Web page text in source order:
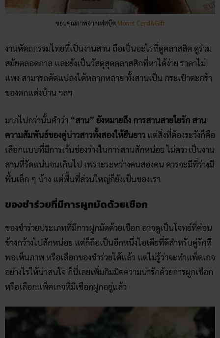
ขอบคุณภาพจากเฟสบุ๊ค Monet Card&Gift
งานหัตถกรรมไทยที่เป็นงานสาน ถือเป็นอะไรที่ดูคลาสสิค ดูร่วม
สมัยตลอดกาล และยังเป็นวัสดุสุดคลาสสิกที่หาได้ง่าย ราคาไม่
แพง สามารถดัดแปลงได้หลากหลาย ทั้งสานเป็น กระเป๋าตะกร้า
ของตกแต่งบ้าน ฯลฯ
มากไปกว่านั้นคำว่า “สาน” ยังหมายถึง การสานสายใยรัก สาน
ความสัมพันธ์ของคู่บ่าวสาวทั้งสองให้ยืนยาว แต่สิ่งที่ต้องระวังก็คือ
เลือกแบบที่มีการเว้นช่องว่างในการสานสักหน่อย ไม่ควรเป็นงาน
สานที่รัดแน่นจนเกินไป เพราะระหว่างคนสองคน ควรจะมีที่ว่างมี
พื้นเล็ก ๆ บ้าง แต่พื้นที่ส่วนใหญ่ก็ยังเป็นของเรา
ของชำร่วยที่มีการผูกมัดด้วยเชือก
ของชำร่วยประเภทที่มีการผูกมัดด้วยเชือก อาจดูเป็นโจทย์ที่ค่อน
ข้างกว้างไปสักหน่อย แต่ก็ถือเป็นอีกหนึ่งไอเดียที่ดีสำหรับคู่รักที่
พอเห็นภาพ หรือเลือกของชำร่วยได้แล้ว แต่ไม่รู้ว่าจะทำแพ็คเกจ
อย่างไรให้น่าสนใจ ก็นี่เลยเพิ่มกิมมิคความน่ารักด้วยการผูกเชือก
หรือเลือกแพ็คเกจที่มีเชือกผูกอยู่แล้ว